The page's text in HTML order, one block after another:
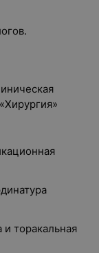
торакальная